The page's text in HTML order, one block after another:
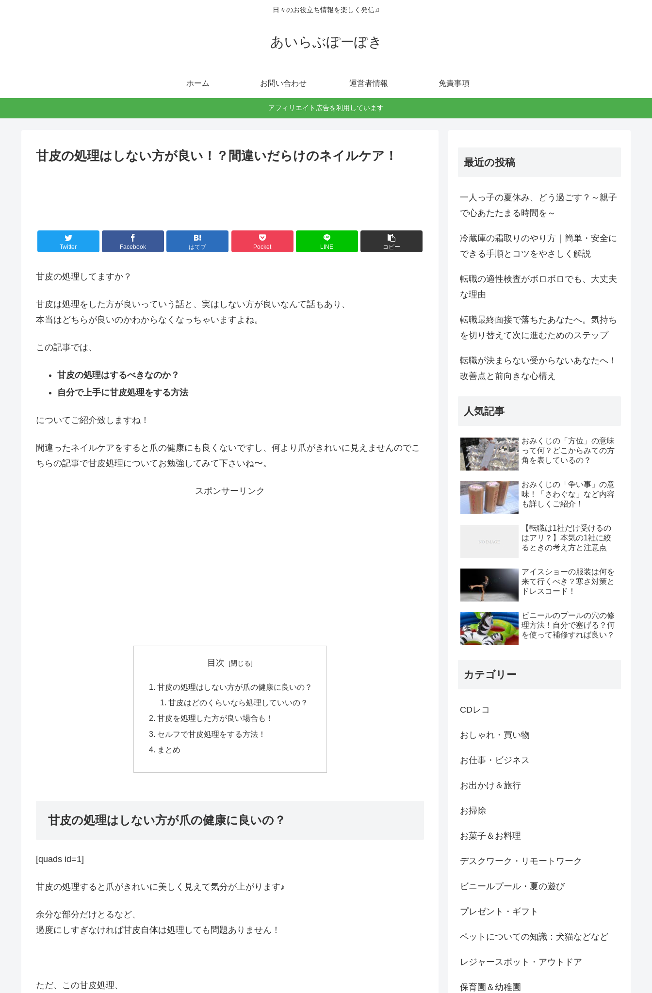
日々のお役立ち情報を楽しく発信♫
あいらぶぽーぽき
ホーム お問い合わせ 運営者情報 免責事項
アフィリエイト広告を利用しています
甘皮の処理はしない方が良い！？間違いだらけのネイルケア！
Twitter Facebook はてブ Pocket LINE コピー
甘皮の処理してますか？
甘皮は処理をした方が良いっていう話と、実はしない方が良いなんて話もあり、
本当はどちらが良いのかわからなくなっちゃいますよね。
この記事では、
甘皮の処理はするべきなのか？
自分で上手に甘皮処理をする方法
についてご紹介致しますね！
間違ったネイルケアをすると爪の健康にも良くないですし、何より爪がきれいに見えませんのでこ
ちらの記事で甘皮処理についてお勉強してみて下さいね〜。
スポンサーリンク
目次
甘皮の処理はしない方が爪の健康に良いの？
甘皮はどのくらいなら処理していいの？
甘皮を処理した方が良い場合も！
セルフで甘皮処理をする方法！
まとめ
甘皮の処理はしない方が爪の健康に良いの？
[quads id=1]
甘皮の処理すると爪がきれいに美しく見えて気分が上がります♪
余分な部分だけとるなど、
過度にしすぎなければ甘皮自体は処理しても問題ありません！
ただ、この甘皮処理、
最近の投稿
一人っ子の夏休み、どう過ごす？～親子
で心あたたまる時間を～
冷蔵庫の霜取りのやり方｜簡単・安全に
できる手順とコツをやさしく解説
転職の適性検査がボロボロでも、大丈夫
な理由
転職最終面接で落ちたあなたへ。気持ち
を切り替えて次に進むためのステップ
転職が決まらない受からないあなたへ！
改善点と前向きな心構え
人気記事
おみくじの「方位」の意味
って何？どこからみての方
角を表しているの？
おみくじの「争い事」の意
味！「さわぐな」など内容
も詳しくご紹介！
【転職は1社だけ受けるの
はアリ？】本気の1社に絞
るときの考え方と注意点
アイスショーの服装は何を
来て行くべき？寒さ対策と
ドレスコード！
ビニールのプールの穴の修
理方法！自分で塞げる？何
を使って補修すれば良い？
カテゴリー
CDレコ
おしゃれ・買い物
お仕事・ビジネス
お出かけ＆旅行
お掃除
お菓子＆お料理
デスクワーク・リモートワーク
ビニールプール・夏の遊び
プレゼント・ギフト
ペットについての知識：犬猫などなど
レジャースポット・アウトドア
保育園＆幼稚園